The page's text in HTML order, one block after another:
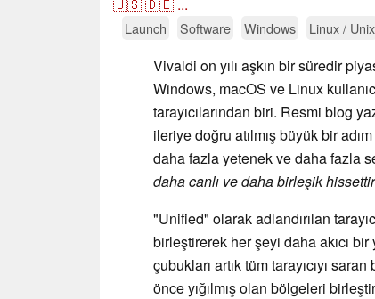
Launch Software Windows Linux / Unix
Vivaldi on yılı aşkın bir süredir
Windows, macOS ve Linux
tarayıcılarından biri. Resmi blog
ileriye doğru atılmış büyük bir
daha fazla yetenek ve daha fazla
daha canlı ve daha birleşik
"Unified" olarak adlandırılan
birleştirerek her şeyi daha akıcı
çubukları artık tüm tarayıcıyı
önce yığılmış olan bölgeleri